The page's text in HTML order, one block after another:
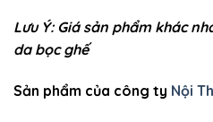
Lưu Ý: Giá sản phẩm khác
da bọc ghế
Sản phẩm của công ty Nội